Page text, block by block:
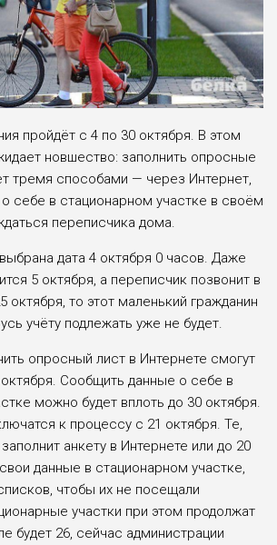
пройдёт с 4 по 30 октя­бря. В этом
новшество: заполнить опросные
тремя способами — че­рез Интернет,
себе в стацио­нарном участке в своём
переписчика дома.
дата 4 октября 0 часов. Даже
5 октя­бря, а переписчик по­звонит в
октября, то этот маленький гражданин
учёту подлежать уже не будет.
опросный лист в Интернете смогут
октября. Сообщить данные о себе в
можно будет вплоть до 30 октября.
к процессу с 21 октября. Те,
ан­кету в Интернете или до 20
данные в стационарном участке,
чтобы их не посещали
участки при этом продолжат
будет 26, сейчас администра­ции